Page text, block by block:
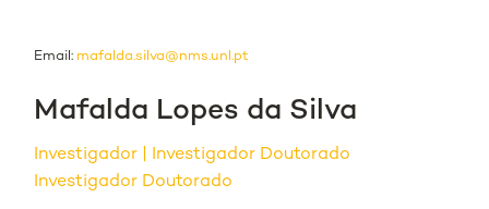
Email: mafalda.silva@nms.unl.pt
Mafalda Lopes da Silva
Investigador
Investigador Doutorado
Investigador Doutorado